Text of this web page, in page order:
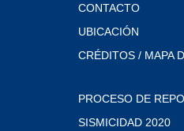
CONTACTO
UBICACIÓN
CRÉDITOS / MAPA
PROCESO DE
SISMICIDAD 2020